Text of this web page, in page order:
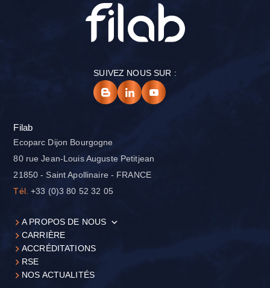
SUIVEZ NOUS SUR :
Filab
Ecoparc Dijon Bourgogne
80 rue Jean-Louis Auguste Petitjean
21850 - Saint Apollinaire - FRANCE
Tél. +33 (0)3 80 52 32 05
A PROPOS DE NOUS
CARRIÈRE
ACCRÉDITATIONS
RSE
NOS ACTUALITÉS